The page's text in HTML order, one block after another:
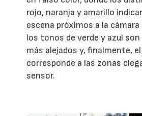
rojo, naranja y amarillo
escena próximos a la
los tonos de verde y azul
más alejados y, finalmente,
corresponde a las zonas
sensor.